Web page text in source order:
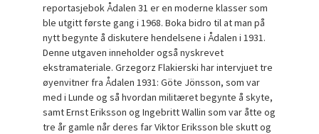
reportasjebok Ådalen 31 er en moderne klasser som
ble utgitt første gang i 1968. Boka bidro til at man på
nytt begynte å diskutere hendelsene i Ådalen i 1931.
Denne utgaven inneholder også nyskrevet
ekstramateriale. Grzegorz Flakierski har intervjuet tre
øyenvitner fra Ådalen 1931: Göte Jönsson, som var
med i Lunde og så hvordan militæret begynte å skyte,
samt Ernst Eriksson og Ingebritt Wallin som var åtte og
tre år gamle når deres far Viktor Eriksson ble skutt og